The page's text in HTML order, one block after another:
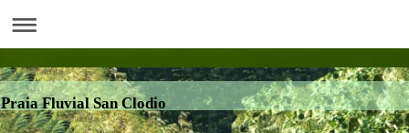
Praia Fluvial San Clodio